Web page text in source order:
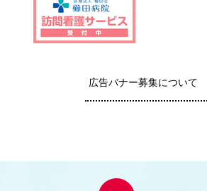
広告バナー募集について